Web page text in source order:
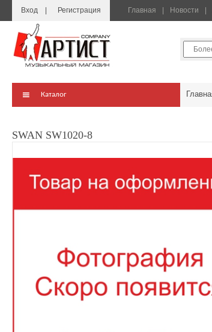
Вход Регистрация Главная Новости
Каталог
SWAN SW1020-8